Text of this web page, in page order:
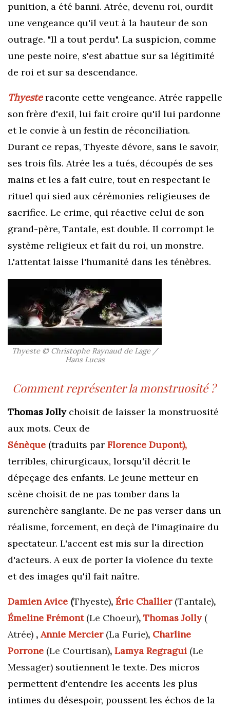
punition, a été banni. Atrée, devenu roi, ourdit
une vengeance qu'il veut à la hauteur de son
outrage. "Il a tout perdu". La suspicion, comme
une peste noire, s'est abattue sur sa légitimité
de roi et sur sa descendance.
Thyesteraconte cette vengeance. Atrée rappelle
son frère d'exil, lui fait croire qu'il lui pardonne
et le convie à un festin de réconciliation.
Durant ce repas, Thyeste dévore, sans le savoir,
ses trois fils. Atrée les a tués, découpés de ses
mains et les a fait cuire, tout en respectant le
rituel qui sied aux cérémonies religieuses de
sacrifice. Le crime, qui réactive celui de son
grand-père, Tantale, est double. Il corromptle
système religieux et fait du roi, un monstre.
L'attentat laisse l'humanité dans les ténèbres.
Thyeste © Christophe Raynaud de Lage /
Hans Lucas
Comment représenter la monstruosité ?
Thomas Jollychoisit de laisser la monstruosité
aux mots. Ceux de
Sénèque (traduits par Florence Dupont),
terribles, chirurgicaux, lorsqu'il décrit le
dépeçage des enfants. Le jeune metteur en
scène choisit de ne pas tomber dans la
surenchère sanglante. De ne pas verser dans un
réalisme, forcement, en deçà de l'imaginaire du
spectateur. L'accent est mis sur la direction
d'acteurs. A eux de porter la violence du texte
et des images qu'il fait naître.
Damien Avice (Thyeste), Éric Challier (Tantale),
Émeline Frémont (Le Choeur), Thomas Jolly (
Atrée) ,Annie Mercier (La Furie), Charline
Porrone (Le Courtisan), Lamya Regragui (Le
Messager) soutiennent le texte. Des micros
permettent d'entendre les accents les plus
intimes du désespoir, poussent les échos de la